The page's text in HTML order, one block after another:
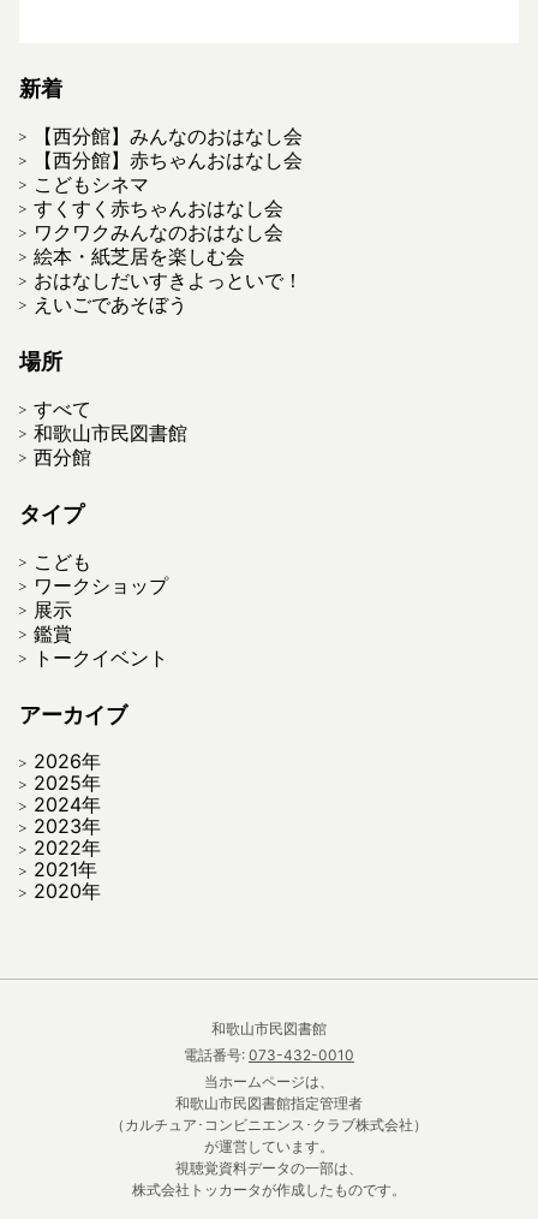
新着
【西分館】みんなのおはなし会
【西分館】赤ちゃんおはなし会
こどもシネマ
すくすく赤ちゃんおはなし会
ワクワクみんなのおはなし会
絵本・紙芝居を楽しむ会
おはなしだいすきよっといで！
えいごであそぼう
場所
すべて
和歌山市民図書館
西分館
タイプ
こども
ワークショップ
展示
鑑賞
トークイベント
アーカイブ
2026年
2025年
2024年
2023年
2022年
2021年
2020年
和歌山市民図書館
電話番号: 073-432-0010
当ホームページは、
和歌山市民図書館指定管理者
（カルチュア･コンビニエンス･クラブ株式会社）
が運営しています。
視聴覚資料データの一部は、
株式会社トッカータが作成したものです。